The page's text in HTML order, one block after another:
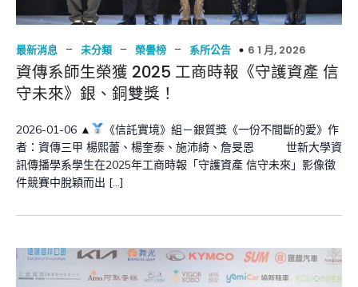
最新消息 – 未分類 – 榮譽榜 – 系所公告 6 1 月, 2026
資傳系師生榮獲 2025 工商時報《守護資產 信
守未來》銀、銅雙獎！
2026-01-06 ▲
《信託實境》組－銀質獎《一份不間斷的愛》作
者：資傳三甲 楊熙蕾、楊奎泰、施沛綺、詹旻恩 世新大學資
訊傳播學系學生在2025年工商時報「守護資產 信守未來」影像徵
件競賽中脫穎而出 […]